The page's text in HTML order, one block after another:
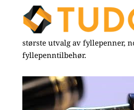
største utvalg av fyllepenner,
fyllepenntilbehør.